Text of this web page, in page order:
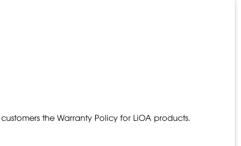
the Warranty Policy for LiOA products.